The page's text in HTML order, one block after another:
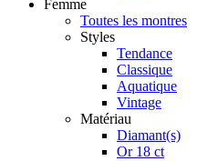
Femme
Toutes les montres
Styles
Tendance
Classique
Aquatique
Vintage
Matériau
Diamant(s)
Or 18 ct